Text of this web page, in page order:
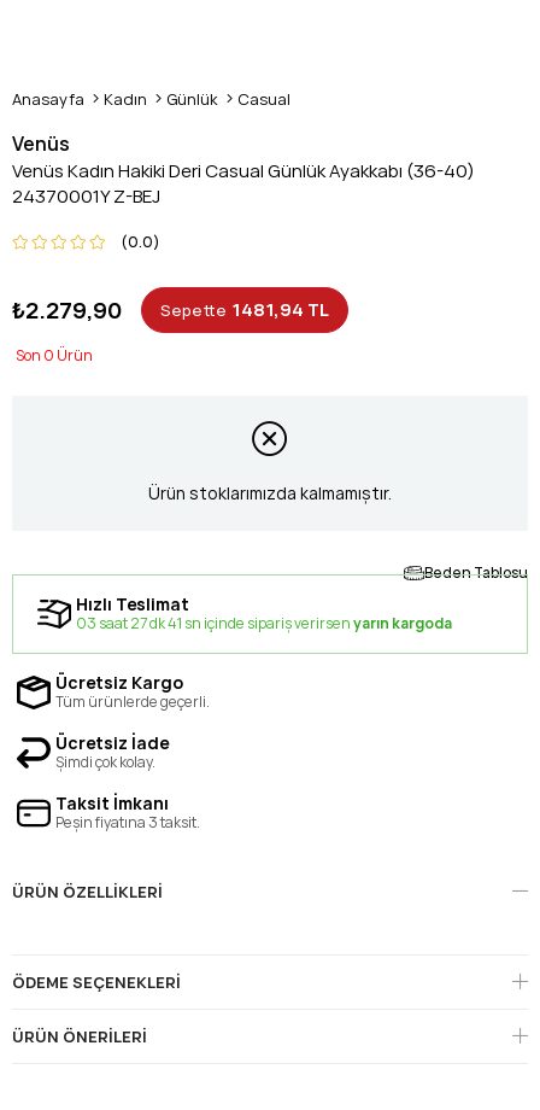
Anasayfa Kadın Günlük Casual
Venüs
Venüs Kadın Hakiki Deri Casual Günlük Ayakkabı (36-40)
24370001Y Z-BEJ
0.0
₺2.279,90 Sepette 1481,94 TL
0
Ürün stoklarımızda kalmamıştır.
Beden Tablosu
Hızlı Teslimat
03 saat 27 dk 40 sn içinde sipariş verirsenyarın kargoda
Ücretsiz Kargo
Tüm ürünlerde geçerli.
Ücretsiz İade
Şimdi çok kolay.
Taksit İmkanı
Peşin fiyatına 3 taksit.
ÜRÜN ÖZELLIKLERI
ÖDEME SEÇENEKLERI
ÜRÜN ÖNERILERI